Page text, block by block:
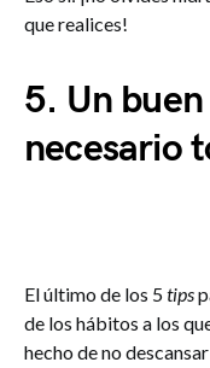
que realices!
5. Un
necesario
El último de los 5tips
de los hábitos a los
hecho de no